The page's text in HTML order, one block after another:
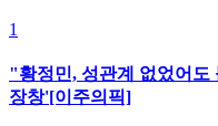
1
"황정민, 성관계 없었어
장창'[이주의픽]